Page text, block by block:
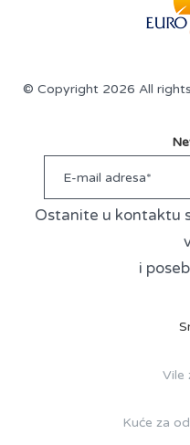
© Copyright 2026 All
Ostanite u kontaktu
i
Vile
Kuće za